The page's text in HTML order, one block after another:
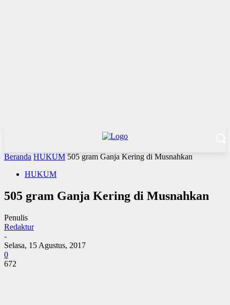
Beranda HUKUM 505 gram Ganja Kering di Musnahkan
HUKUM
505 gram Ganja Kering di Musnahkan
Penulis
Redaktur
-
Selasa, 15 Agustus, 2017
0
672